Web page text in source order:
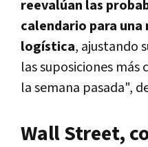
reevalúan las
calendario para
logística, ajustando
las suposiciones
la semana pasada",
Wall Street,